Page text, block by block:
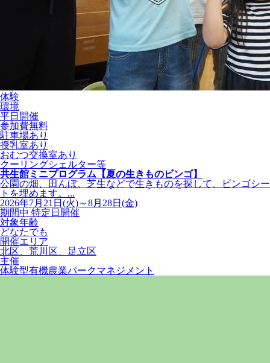
体験
環境
平日開催
参加費無料
駐車場あり
授乳室あり
おむつ交換室あり
クーリングシェルター等
共生館ミニプログラム【夏の生きものビンゴ】
公園の畑、田んぼ、芝生などで生きものを探して、ビンゴシー
トを埋めます。...
2026年7月21日(火)～8月28日(金)
期間中 特定日開催
対象年齢
どなたでも
開催エリア
北区、荒川区、足立区
主催
体験型有機農業パークマネジメント